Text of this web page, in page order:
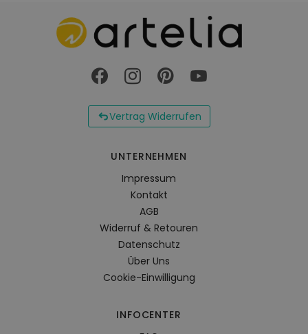
Vertrag Widerrufen
UNTERNEHMEN
Impressum
Kontakt
AGB
Widerruf & Retouren
Datenschutz
Über Uns
Cookie-Einwilligung
INFOCENTER